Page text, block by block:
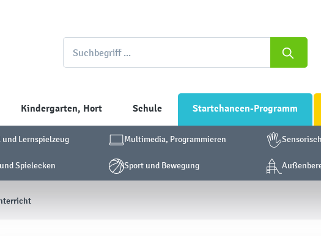
Kindergarten, Hort Schule Startchancen-Programm
Lernspielzeug Multimedia, Programmieren
Spielecken Sport und Bewegung